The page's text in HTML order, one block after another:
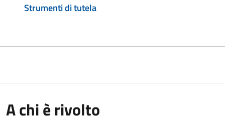
Strumenti di tutela
A chi è rivolto